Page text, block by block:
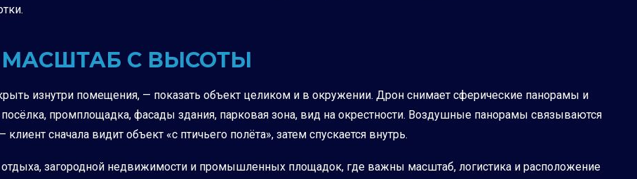
МАСШТАБ С ВЫСОТЫ
изнутри помещения, — показать объект целиком и в окружении. Дрон снимает сферические панорамы и
промплощадка, фасады здания, парковая зона, вид на окрестности. Воздушные панорамы связываются
сначала видит объект «с птичьего полёта», затем спускается внутрь.
загородной недвижимости и промышленных площадок, где важны масштаб, логистика и расположение